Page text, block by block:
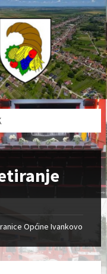
Općine Ivankovo